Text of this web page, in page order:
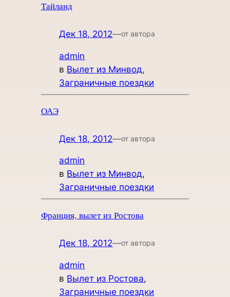
Тайланд
Дек 18, 2012—от автора
admin
в Вылет из Минвод
Заграничные поездки
ОАЭ
Дек 18, 2012—от автора
admin
в Вылет из Минвод
Заграничные поездки
Франция, вылет из Ростова
Дек 18, 2012—от автора
admin
в Вылет из Ростова
Заграничные поездки